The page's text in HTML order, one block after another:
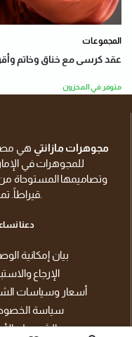
المجموعات
عقد كرسى مع خناق وخاتم وأقراط ذهب
متوفر في المخزون
مجوهرات مازانتي هي
للمجوهرات في
دعنا
بيان إمكانية
الإرجاع
أسعار وسياسات
سياسة
الشروط